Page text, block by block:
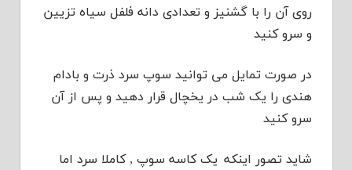
روی آن را با گشنیز و تعدادی دانه فلفل سیاه تزیین
و سرو کنید
در صورت تمایل می توانید سوپ سرد ذرت و بادام
هندی را یک شب در یخچال قرار دهید و پس از آن
سرو کنید
شاید تصور اینکه یک کاسه سوپ , کاملا سرد اما